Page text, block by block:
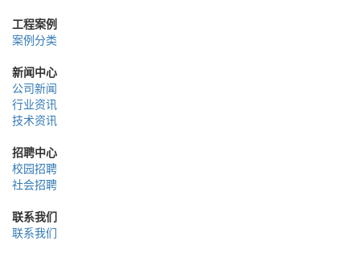
工程案例
案例分类
新闻中心
公司新闻
行业资讯
技术资讯
招聘中心
校园招聘
社会招聘
联系我们
联系我们